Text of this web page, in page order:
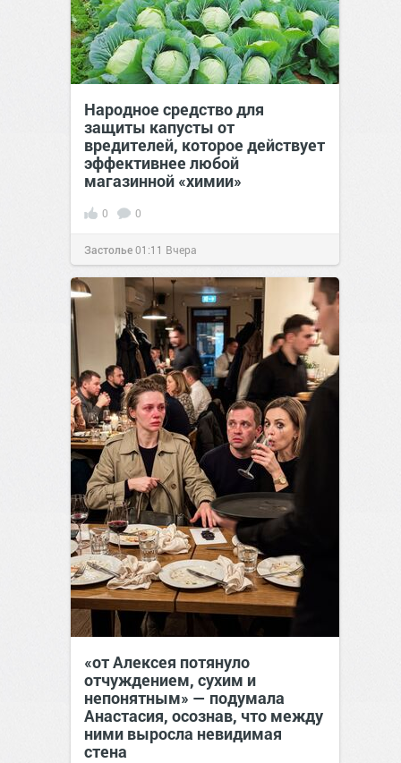
Народное средство для
защиты капусты от
вредителей, которое действует
эффективнее любой
магазинной «химии»
0 0
Застолье01:11 Вчера
«от Алексея потянуло
отчуждением, сухим и
непонятным» — подумала
Анастасия, осознав, что между
ними выросла невидимая
стена